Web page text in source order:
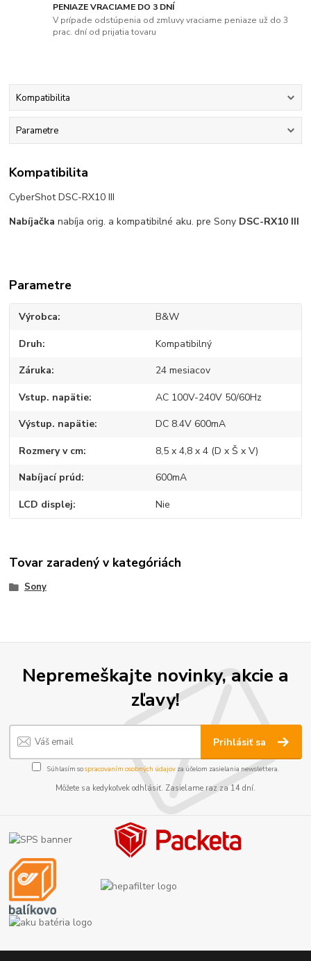
PENIAZE VRACIAME DO 3 DNÍ
V prípade odstúpenia od zmluvy vraciame peniaze už do 3
prac. dní od prijatia tovaru
Kompatibilita
Parametre
Kompatibilita
CyberShot DSC-RX10 III
Nabíjačka nabíja orig. a kompatibilné aku. pre Sony DSC-RX10 III
Parametre
Výrobca B&W
Druh Kompatibilný
Záruka 24 mesiacov
Vstup. napätie AC 100V-240V 50/60Hz
Výstup. napätie DC 8.4V 600mA
Rozmery v cm 8,5 x 4,8 x 4 (D x Š x V)
Nabíjací prúd 600mA
LCD displej Nie
Tovar zaradený v kategóriách
Sony
Nepremeškajte novinky, akcie a
zľavy!
Prihlásiť sa
Súhlasím sospracovaním osobných údajov za účelom zasielania newslettera.
Môžete sa kedykoľvek odhlásiť. Zasielame raz za 14 dní.